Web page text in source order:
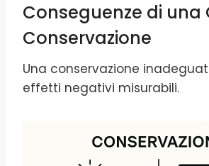
Conseguenze di una
Conservazione
Una conservazione
effetti negativi misurabili.